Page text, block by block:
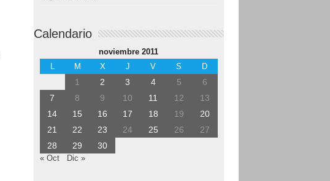
Calendario
noviembre 2011
L
M X J V S D
1 2 3 4 5
6
7
8 9 10 11 12
13
14
15 16 17 18 19
20
21
22 23 24 25 26
27
28
29 30
« Oct Dic »